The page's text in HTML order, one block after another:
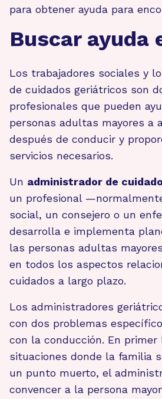
para obtener ayuda para
Buscar ayuda
Los trabajadores sociales y
de cuidados geriátricos son
profesionales que pueden
personas adultas mayores a
después de conducir y
servicios necesarios.
Un administrador de
un profesional
social, un consejero o un
desarrolla e implementa
las personas adultas
en todos los aspectos
cuidados a largo plazo.
Los administradores
con dos problemas
con la conducción. En primer
situaciones donde la familia
un punto muerto, el
convencer a la persona